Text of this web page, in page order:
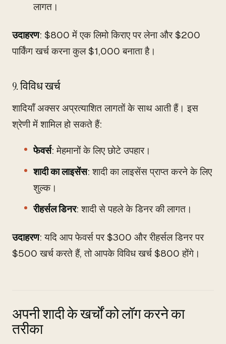
लागत।
उदाहरण: $800 में एक लिमो किराए पर लेना और $200
पार्किंग खर्च करना कुल $1,000 बनाता है।
9. विविध खर्च
शादियाँ अक्सर अप्रत्याशित लागतों के साथ आती हैं। इस
श्रेणी में शामिल हो सकते हैं:
फेवर्स: मेहमानों के लिए छोटे उपहार।
शादी का लाइसेंस: शादी का लाइसेंस प्राप्त करने के लिए
शुल्क।
रीहर्सल डिनर: शादी से पहले के डिनर की लागत।
उदाहरण: यदि आप फेवर्स पर $300 और रीहर्सल डिनर पर
$500 खर्च करते हैं, तो आपके विविध खर्च $800 होंगे।
अपनी शादी के खर्चों को लॉग करने का
तरीका